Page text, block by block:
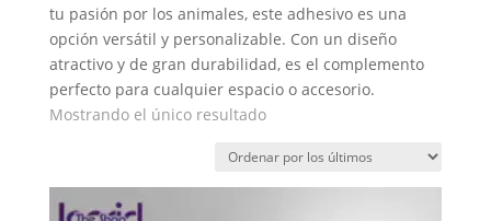
tu pasión por los animales, este adhesivo es una
opción versátil y personalizable. Con un diseño
atractivo y de gran durabilidad, es el complemento
perfecto para cualquier espacio o accesorio.
Mostrando el único resultado